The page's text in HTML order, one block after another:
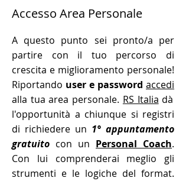
Accesso Area Personale
A questo punto sei pronto/a per
partire con il tuo percorso di
crescita e miglioramento personale!
Riportando user e password accedi
alla tua area personale. RS Italia dà
l'opportunità a chiunque si registri
di richiedere un 1° appuntamento
gratuito con un Personal Coach.
Con lui comprenderai meglio gli
strumenti e le logiche del format.